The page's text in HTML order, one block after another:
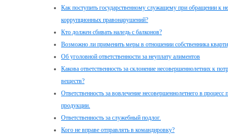
Как поступить государственному служащему при обращении к
коррупционных правонарушений?
Кто должен сбивать наледь с балконов?
Возможно ли применить меры в отношении собственника
Об уголовной ответственности за неуплату алиментов
Какова ответственность за склонение несовершеннолетних к
веществ?
Ответственность за вовлечение несовершеннолетнего в
продукции.
Ответственность за служебный подлог.
Кого не вправе отправлять в командировку?